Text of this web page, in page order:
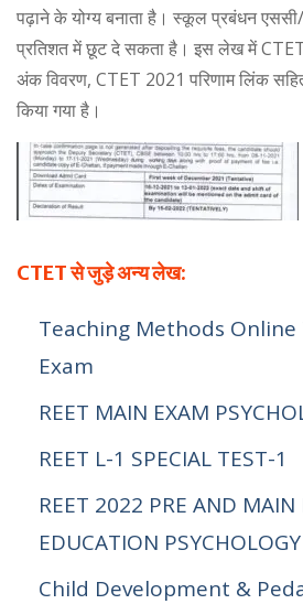
पढ़ाने के योग्य बनाता है। स्कूल प्रबंधन
प्रतिशत में छूट दे सकता है। इस लेख में CTET
अंक विवरण, CTET 2021 परिणाम लिंक
किया गया है।
CTET से जुड़े अन्य लेख:
Teaching Methods Online
Exam
REET MAIN EXAM
REET L-1 SPECIAL TEST-1
REET 2022 PRE AND MAIN
EDUCATION
Child Development &